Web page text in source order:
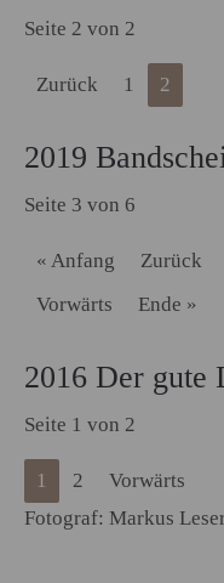
Seite 2 von 2
Zurück 1 2
2019
Seite 3 von 6
« Anfang Zurück
Vorwärts
Ende »
2016 Der gute
Seite 1 von 2
1 2
Vorwärts
Fotograf: Markus